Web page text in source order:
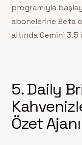
programıyla
abonelerine Beta
altında Gemini 3.5
5. Daily
Özet Ajanı